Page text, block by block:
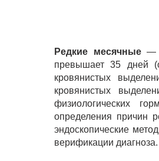
Редкие месячные—
превышает 35 дней
кровянистых
кровянистых
физиологических
определения причин
эндоскопические
верификации диагноза.